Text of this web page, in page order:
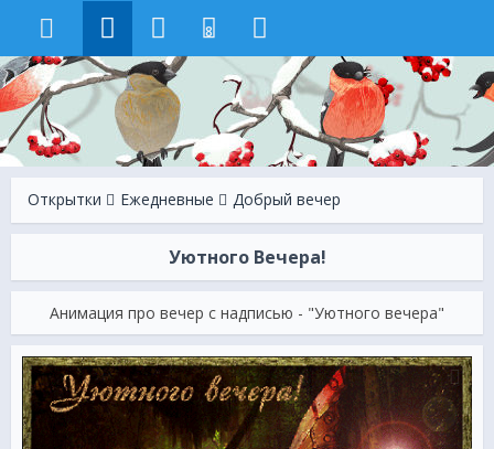
8
Открытки Ежeдневные Добрый вечер
Уютного Вечера!
Анимация про вечер с надписью - "Уютного вечера"